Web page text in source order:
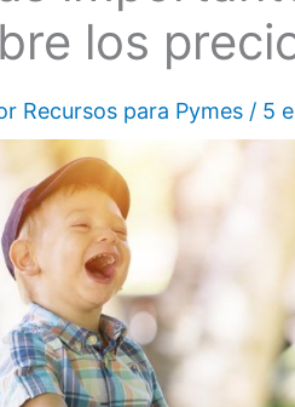
los
Recursos para Pymes / 5